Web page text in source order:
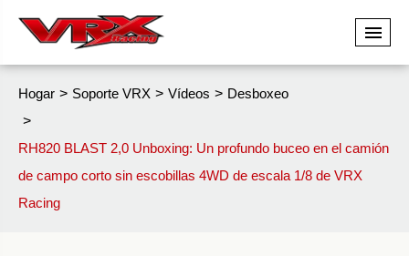
Hogar Soporte VRX Vídeos Desboxeo
RH820 BLAST 2,0 Unboxing: Un profundo buceo en el camión
de campo corto sin escobillas 4WD de escala 1/8 de VRX
Racing